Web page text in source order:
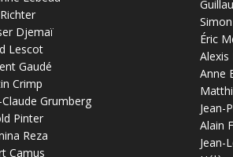
Djemaï
Lescot
Gaudé
Crimp
Claude Grumberg
Pinter
Reza
Camus
Éric
Alexis
Anne
Jean-
Alain
Jean-